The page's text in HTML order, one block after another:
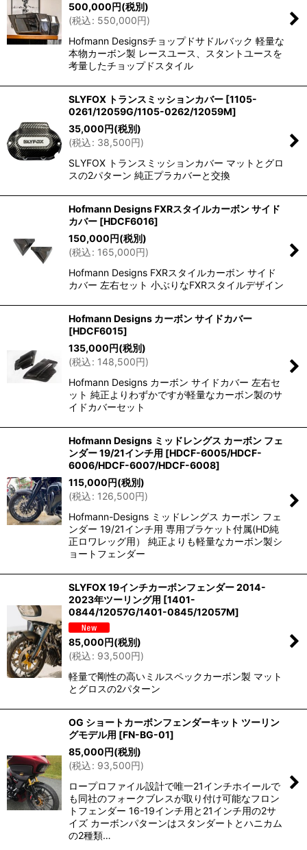
500,000円(税別)
(税込: 550,000円)
Hofmann Designsチョップドサドルバック 軽量な
本物カーボン製 レースユース、スタントユースを
考量したチョップドスタイル
SLYFOX トランスミッションカバー [1105-
0261/12059G/1105-0262/12059M]
35,000円(税別)
(税込: 38,500円)
SLYFOX トランスミッションカバー マットとグロ
スの2パターン 純正プラカバーと交換
Hofmann Designs FXRスタイルカーボン サイド
カバー [HDCF6016]
150,000円(税別)
(税込: 165,000円)
Hofmann Designs FXRスタイルカーボン サイド
カバー 左右セット 小ぶりなFXRスタイルデザイン
Hofmann Designs カーボン サイドカバー
[HDCF6015]
135,000円(税別)
(税込: 148,500円)
Hofmann Designs カーボン サイドカバー 左右セ
ット 純正よりわずかですが軽量なカーボン製のサ
イドカバーセット
Hofmann Designs ミッドレングス カーボン フェ
ンダー 19/21インチ用 [HDCF-6005/HDCF-
6006/HDCF-6007/HDCF-6008]
115,000円(税別)
(税込: 126,500円)
Hofmann-Designs ミッドレングス カーボン フェ
ンダー 19/21インチ用 専用ブラケット付属(HD純
正ロワレッグ用） 純正よりも軽量なカーボン製シ
ョートフェンダー
SLYFOX 19インチカーボンフェンダー 2014-
2023年ツーリング用 [1401-
0844/12057G/1401-0845/12057M]
85,000円(税別)
(税込: 93,500円)
軽量で剛性の高いミルスペックカーボン製 マット
とグロスの2パターン
OG ショートカーボンフェンダーキット ツーリン
グモデル用 [FN-BG-01]
85,000円(税別)
(税込: 93,500円)
ロープロファイル設計で唯一21インチホイールで
も同社のフォークブレスが取り付け可能なフロン
トフェンダー 16-19インチ用と21インチ用の2サ
イズ カーボンパターンはスタンダートとハニカム
の2種類…